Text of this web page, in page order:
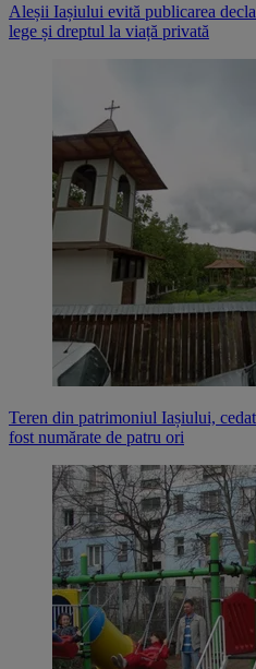
Aleșii Iașiului evită publicarea
lege și dreptul la viață privată
Teren din patrimoniul Iașiului,
fost numărate de patru ori